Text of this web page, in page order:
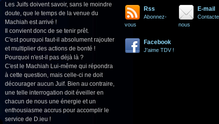
Les Juifs doivent savoir, sans le moindre
doute, que le temps de la venue du
Machiah est arrivé !
Il convient donc de se tenir prêt.
C'est pourquoi faut-il absolument rajouter
et multiplier des actions de bonté !
Pourquoi n'est-il pas déjà là ?
C'est le Machiah Lui-même qui répondra
à cette question, mais celle-ci ne doit
décourager aucun Juif. Bien au contraire,
une telle interrogation doit éveiller en
chacun de nous une énergie et un
enthousiasme accrus pour accomplir le
service de D.ieu !
Rss
Abonnez-
vous
E-mail
nous
Facebook
J'aime TDV !